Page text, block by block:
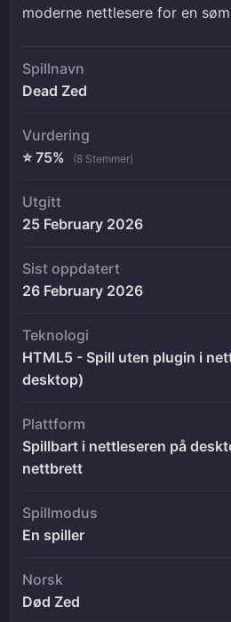
moderne nettlesere for en
Spillnavn
Dead Zed
Vurdering
⭐ 75%
(8 Stemmer)
Utgitt
25 February 2026
Sist oppdatert
26 February 2026
Teknologi
HTML5 - Spill uten plugin i
desktop)
Plattform
Spillbart i nettleseren på
nettbrett
Spillmodus
En spiller
Norsk
Død Zed